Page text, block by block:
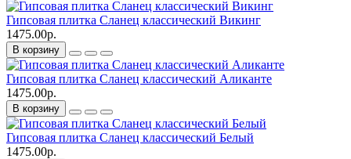
Гипсовая плитка Сланец классический Викинг
1475.00р.
В корзину
Гипсовая плитка Сланец классический Аликанте
1475.00р.
В корзину
Гипсовая плитка Сланец классический Белый
1475.00р.